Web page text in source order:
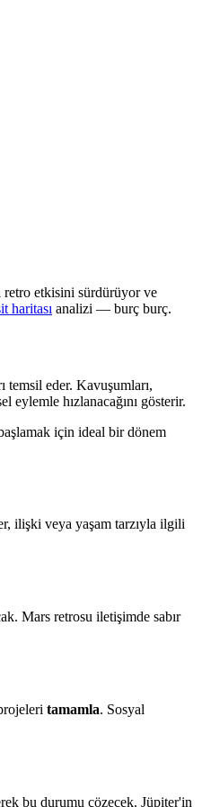
etkisini sürdürüyor ve
haritası analizi — burç burç.
temsil eder. Kavuşumları,
hızlanacağını gösterir.
için ideal bir dönem
ilişki veya yaşam tarzıyla ilgili
Mars retrosu iletişimde sabır
tamamla. Sosyal
bu durumu çözecek. Jüpiter'in